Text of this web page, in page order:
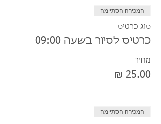
המכירה הסתיימה
סוג כרטיס
כרטיס לסיור בשעה 09:00
מחיר
המכירה הסתיימה